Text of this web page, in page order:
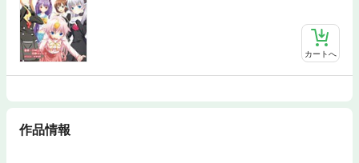
カートへ
作品情報